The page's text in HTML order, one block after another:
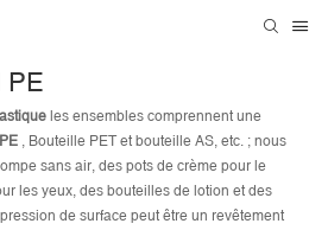
PE
les ensembles comprennent une
, Bouteille PET et bouteille AS, etc. ; nous
sans air, des pots de crème pour le
les yeux, des bouteilles de lotion et des
de surface peut être un revêtement